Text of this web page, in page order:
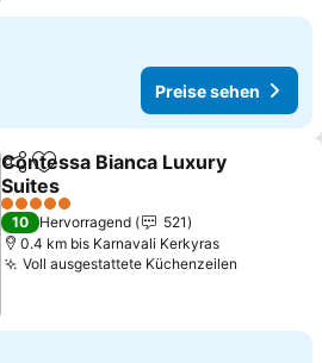
Preise sehen
TeilenZu Favoriten hinzufügen
Contessa Bianca Luxury
Suites
5 Sterne
10 Hervorragend
521
0.4 km bis Karnavali Kerkyras
Voll ausgestattete Küchenzeilen